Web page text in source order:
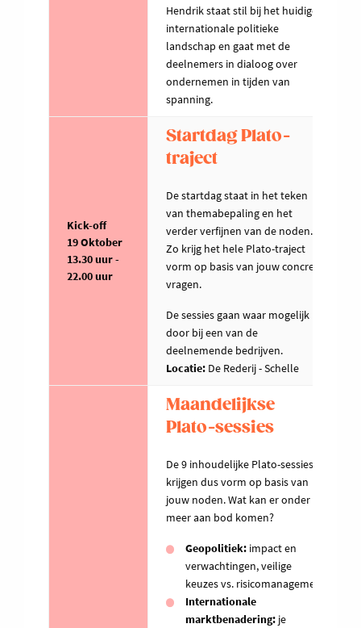
Hendrik staat stil bij het huidige
internationale politieke
landschap en gaat met de
deelnemers in dialoog over
ondernemen in tijden van
spanning.
Kick-off
19 Oktober
13.30 uur -
22.00 uur
Startdag Plato-
traject
De startdag staat in het teken
van themabepaling en het
verder verfijnen van de noden.
Zo krijg het hele Plato-traject
vorm op basis van jouw concrete
vragen.
De sessies gaan waar mogelijk
door bij een van de
deelnemende bedrijven.
Locatie: De Rederij - Schelle
Maandelijkse
Plato-sessies
De 9 inhoudelijke Plato-sessies
krijgen dus vorm op basis van
jouw noden. Wat kan er onder
meer aan bod komen?
Geopolitiek: impact en
verwachtingen, veilige
keuzes vs. risicomanagement
Internationale
marktbenadering: je